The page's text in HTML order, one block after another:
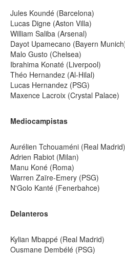
Jules Koundé (Barcelona)
Lucas Digne (Aston Villa)
William Saliba (Arsenal)
Dayot Upamecano (Bayern
Malo Gusto (Chelsea)
Ibrahima Konaté (Liverpool)
Théo Hernandez (Al-Hilal)
Lucas Hernandez (PSG)
Maxence Lacroix (Crystal Palace)
Mediocampistas
Aurélien Tchouaméni (Real Madrid)
Adrien Rabiot (Milan)
Manu Koné (Roma)
Warren Zaïre-Emery (PSG)
N'Golo Kanté (Fenerbahce)
Delanteros
Kylian Mbappé (Real Madrid)
Ousmane Dembélé (PSG)